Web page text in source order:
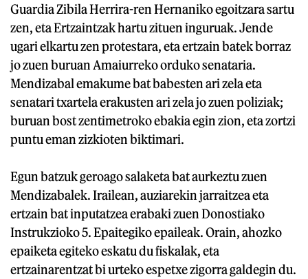
Guardia Zibila Herrira-ren Hernaniko egoitzara sartu
zen, eta Ertzaintzak hartu zituen inguruak. Jende
ugari elkartu zen protestara, eta ertzain batek borraz
jo zuen buruan Amaiurreko orduko senataria.
Mendizabal emakume bat babesten ari zela eta
senatari txartela erakusten ari zela jo zuen poliziak;
buruan bost zentimetroko ebakia egin zion, eta zortzi
puntu eman zizkioten biktimari.
Egun batzuk geroago salaketa bat aurkeztu zuen
Mendizabalek. Irailean, auziarekin jarraitzea eta
ertzain bat inputatzea erabaki zuen Donostiako
Instrukzioko 5. Epaitegiko epaileak. Orain, ahozko
epaiketa egiteko eskatu du fiskalak, eta
ertzainarentzat bi urteko espetxe zigorra galdegin du.